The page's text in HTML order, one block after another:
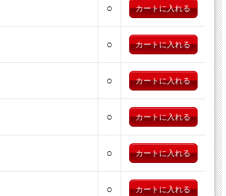
○
○
○
○
○
○